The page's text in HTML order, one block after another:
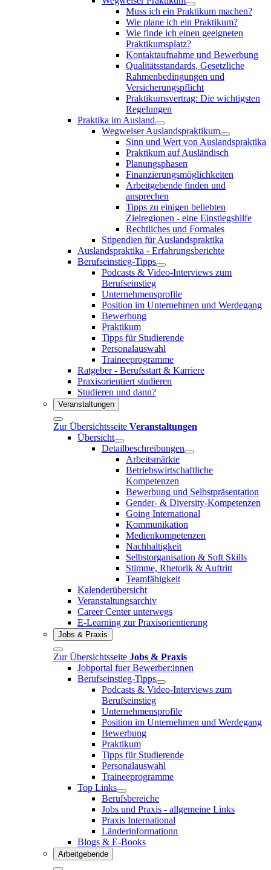
Muss ich ein Praktikum machen?
Wie plane ich ein Praktikum?
Wie finde ich einen geeigneten
Praktikumsplatz?
Kontaktaufnahme und Bewerbung
Qualitätsstandards, Gesetzliche
Rahmenbedingungen und
Versicherungspflicht
Praktikumsvertrag: Die wichtigsten
Regelungen
Praktika im Ausland
Wegweiser Auslandspraktikum
Sinn und Wert von Auslandspraktika
Praktikum auf Ausländisch
Planungsphasen
Finanzierungsmöglichkeiten
Arbeitgebende finden und
ansprechen
Tipps zu einigen beliebten
Zielregionen - eine Einstiegshilfe
Rechtliches und Formales
Stipendien für Auslandspraktika
Auslandspraktika - Erfahrungsberichte
Berufseinstieg-Tipps
Podcasts & Video-Interviews zum
Berufseinstieg
Unternehmensprofile
Position im Unternehmen und Werdegang
Bewerbung
Praktikum
Tipps für Studierende
Personalauswahl
Traineeprogramme
Ratgeber - Berufsstart & Karriere
Praxisorientiert studieren
Studieren und dann?
Veranstaltungen
Zur Übersichtsseite Veranstaltungen
Übersicht
Detailbeschreibungen
Arbeitsmärkte
Betriebswirtschaftliche
Kompetenzen
Bewerbung und Selbstpräsentation
Gender- & Diversity-Kompetenzen
Going International
Kommunikation
Medienkompetenzen
Nachhaltigkeit
Selbstorganisation & Soft Skills
Stimme, Rhetorik & Auftritt
Teamfähigkeit
Kalenderübersicht
Veranstaltungsarchiv
Career Center unterwegs
E-Learning zur Praxisorientierung
Jobs & Praxis
Zur Übersichtsseite Jobs & Praxis
Jobportal fuer Bewerber:innen
Berufseinstieg-Tipps
Podcasts & Video-Interviews zum
Berufseinstieg
Unternehmensprofile
Position im Unternehmen und Werdegang
Bewerbung
Praktikum
Tipps für Studierende
Personalauswahl
Traineeprogramme
Top Links
Berufsbereiche
Jobs und Praxis - allgemeine Links
Praxis International
Länderinformationn
Blogs & E-Books
Arbeitgebende